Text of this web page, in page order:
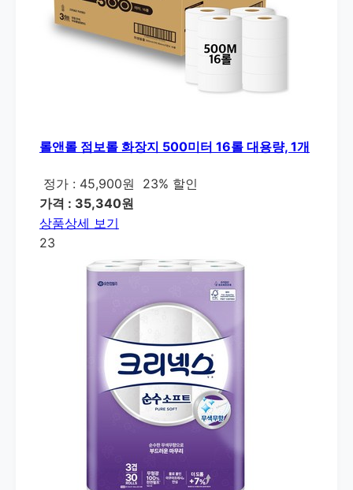
롤앤롤 점보롤 화장지 500미터 16롤 대용량, 1개
정가 : 45,900원
23% 할인
가격 : 35,340원
상품상세 보기
23